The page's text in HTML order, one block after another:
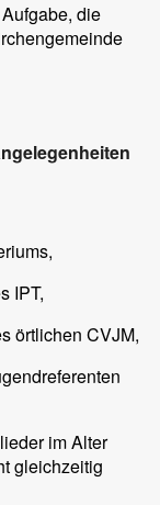
die
IPT,
örtlichen CVJM,
im Alter
gleichzeitig